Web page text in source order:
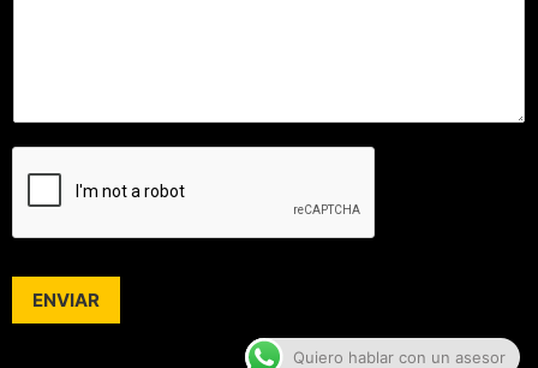
ENVIAR
Quiero hablar con un asesor